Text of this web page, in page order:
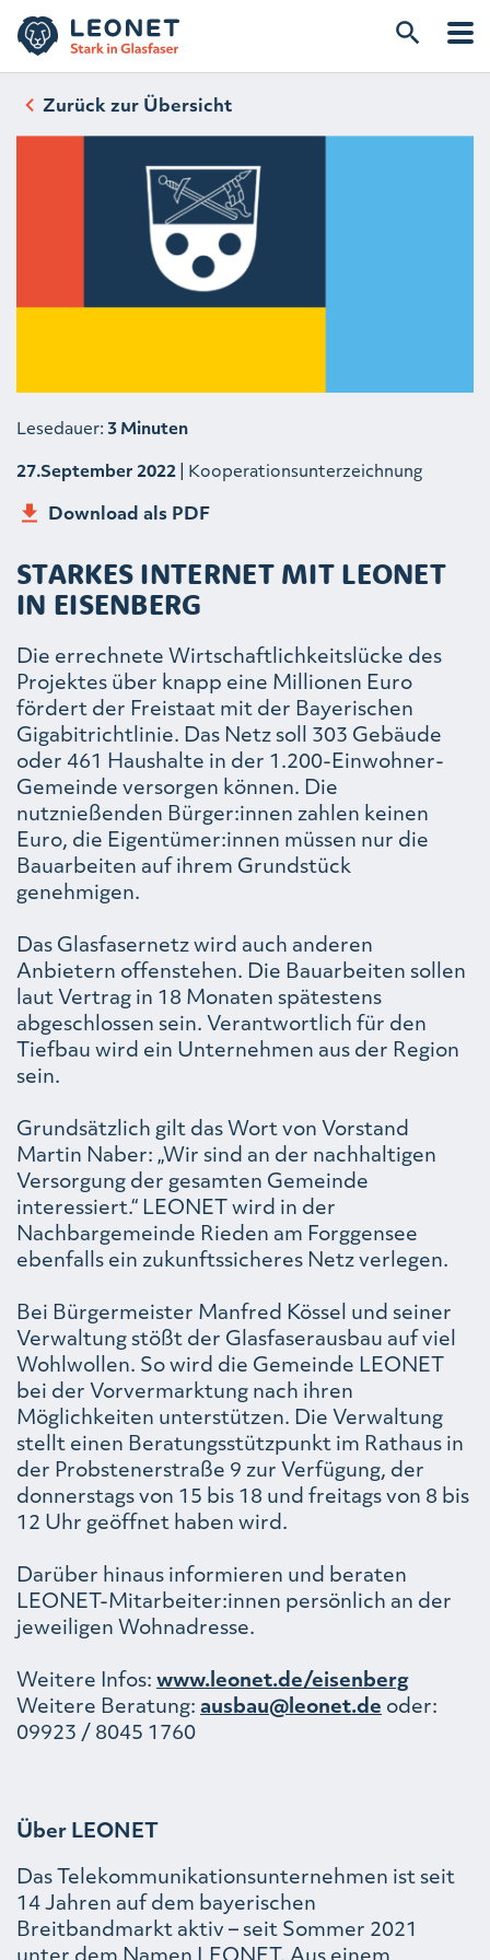
Zurück zur Übersicht
Lesedauer: 3 Minuten
27.September 2022| Kooperationsunterzeichnung
Download als PDF
STARKES INTERNET MIT LEONET
IN EISENBERG
Die errechnete Wirtschaftlichkeitslücke des
Projektes über knapp eine Millionen Euro
fördert der Freistaat mit der Bayerischen
Gigabitrichtlinie. Das Netz soll 303 Gebäude
oder 461 Haushalte in der 1.200-Einwohner-
Gemeinde versorgen können. Die
nutznießenden Bürger:innen zahlen keinen
Euro, die Eigentümer:innen müssen nur die
Bauarbeiten auf ihrem Grundstück
genehmigen.
Das Glasfasernetz wird auch anderen
Anbietern offenstehen. Die Bauarbeiten sollen
laut Vertrag in 18 Monaten spätestens
abgeschlossen sein. Verantwortlich für den
Tiefbau wird ein Unternehmen aus der Region
sein.
Grundsätzlich gilt das Wort von Vorstand
Martin Naber: „Wir sind an der nachhaltigen
Versorgung der gesamten Gemeinde
interessiert.“ LEONET wird in der
Nachbargemeinde Rieden am Forggensee
ebenfalls ein zukunftssicheres Netz verlegen.
Bei Bürgermeister Manfred Kössel und seiner
Verwaltung stößt der Glasfaserausbau auf viel
Wohlwollen. So wird die Gemeinde LEONET
bei der Vorvermarktung nach ihren
Möglichkeiten unterstützen. Die Verwaltung
stellt einen Beratungsstützpunkt im Rathaus in
der Probstenerstraße 9 zur Verfügung, der
donnerstags von 15 bis 18 und freitags von 8 bis
12 Uhr geöffnet haben wird.
Darüber hinaus informieren und beraten
LEONET-Mitarbeiter:innen persönlich an der
jeweiligen Wohnadresse.
Weitere Infos: www.leonet.de/eisenberg
Weitere Beratung: ausbau@leonet.de oder:
09923 / 8045 1760
Über LEONET
Das Telekommunikationsunternehmen ist seit
14 Jahren auf dem bayerischen
Breitbandmarkt aktiv – seit Sommer 2021
unter dem Namen LEONET. Aus einem